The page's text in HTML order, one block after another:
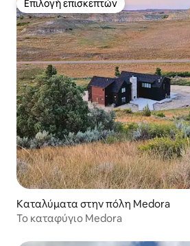
Επιλογή επισκεπτών
Επιλογή επισκεπτών
Καταλύματα στην πόλη Medora
Το καταφύγιο Medora